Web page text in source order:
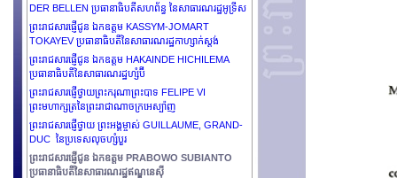
DER BELLEN ប្រធានាធិបតីសហព័ន្ធ នៃសាធារណរដ្ឋអូទ្រីស
ព្រះរាជសារផ្ញើជូន ឯកឧត្តម KASSYM-JOMART
TOKAYEV ប្រធានាធិបតីនៃសាធារណរដ្ឋកាហ្សាក់ស្ដង់
ព្រះរាជសារផ្ញើជូន ឯកឧត្តម HAKAINDE HICHILEMA
ប្រធានាធិបតីនៃសាធារណរដ្ឋហ្សំប៊ី
ព្រះរាជសារផ្ញើថ្វាយព្រះករុណាព្រះបាទ FELIPE VI
ព្រះមហាក្សត្រនៃព្រះរាជាណាចក្រអេស្ប៉ាញ
ព្រះរាជសារផ្ញើថ្វាយ ព្រះអង្គម្ចាស់ GUILLAUME, GRAND-
DUC នៃប្រទេសលុចហ្សំបួរ
ព្រះរាជសារផ្ញើជូន ឯកឧត្តម PRABOWO SUBIANTO
ប្រធានាធិបតីនៃសាធារណរដ្ឋឥណ្ឌូនេស៊ី